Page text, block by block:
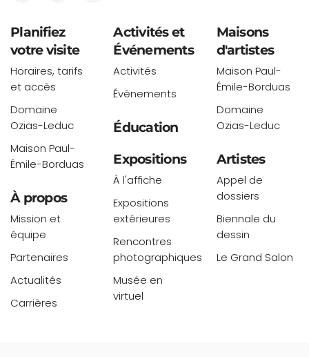
Planifiez
votre visite
Horaires, tarifs
et accès
Domaine
Ozias-Leduc
Maison Paul-
Émile-Borduas
À propos
Mission et
équipe
Partenaires
Actualités
Carrières
Activités et
Événements
Activités
Événements
Éducation
Expositions
À l'affiche
Expositions
extérieures
Rencontres
photographiques
Musée en
virtuel
Maisons
d'artistes
Maison Paul-
Émile-Borduas
Domaine
Ozias-Leduc
Artistes
Appel de
dossiers
Biennale du
dessin
Le Grand Salon